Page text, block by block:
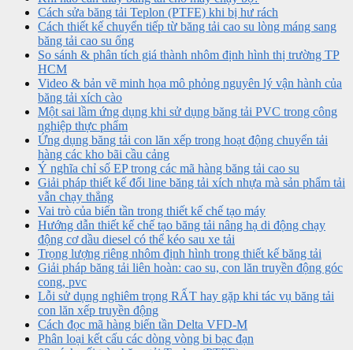
Cách sửa băng tải Teplon (PTFE) khi bị hư rách
Cách thiết kế chuyển tiếp từ băng tải cao su lòng máng sang
băng tải cao su ống
So sánh & phân tích giá thành nhôm định hình thị trường TP
HCM
Video & bản vẽ minh họa mô phỏng nguyên lý vận hành của
băng tải xích cào
Một sai lầm ứng dụng khi sử dụng băng tải PVC trong công
nghiệp thực phẩm
Ứng dụng băng tải con lăn xếp trong hoạt động chuyển tải
hàng các kho bãi cầu cảng
Ý nghĩa chỉ số EP trong các mã hàng băng tải cao su
Giải pháp thiết kế đổi line băng tải xích nhựa mà sản phẩm tải
vẫn chạy thẳng
Vai trò của biến tần trong thiết kế chế tạo máy
Hướng dẫn thiết kế chế tạo băng tải nâng hạ di động chạy
động cơ dầu diesel có thể kéo sau xe tải
Trọng lượng riêng nhôm định hình trong thiết kế băng tải
Giải pháp băng tải liên hoàn: cao su, con lăn truyền động góc
cong, pvc
Lỗi sử dụng nghiêm trọng RẤT hay gặp khi tác vụ băng tải
con lăn xếp truyền động
Cách đọc mã hàng biến tần Delta VFD-M
Phân loại kết cấu các dòng vòng bi bạc đạn